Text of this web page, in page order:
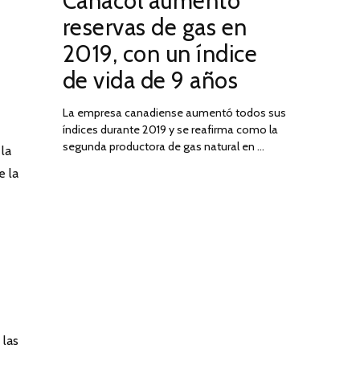
la
2025
reservas de gas en
2019, con un índice
de vida de 9 años
La empresa canadiense aumentó todos sus
índices durante 2019 y se reafirma como la
segunda productora de gas natural en …